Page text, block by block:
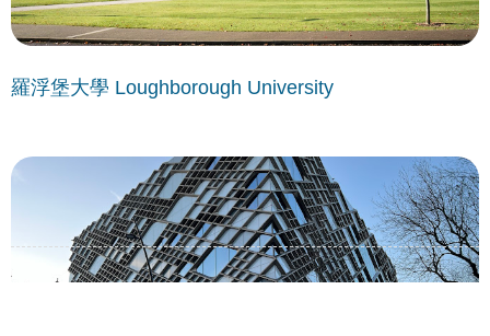
羅浮堡大學 Loughborough University